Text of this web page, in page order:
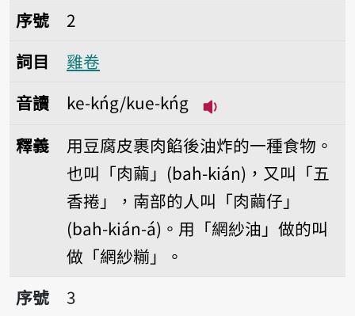
序號2雞卷
序號
2
詞目
雞卷
音讀
ke-kńg/kue-kńg
釋義
用豆腐皮裹肉餡後油炸的一種食物。
也叫「肉繭」(bah-kián)，又叫「五
香捲」，南部的人叫「肉繭仔」
(bah-kián-á)。用「網紗油」做的叫
做「網紗糋」。
序號3雞卵卷
序號
3